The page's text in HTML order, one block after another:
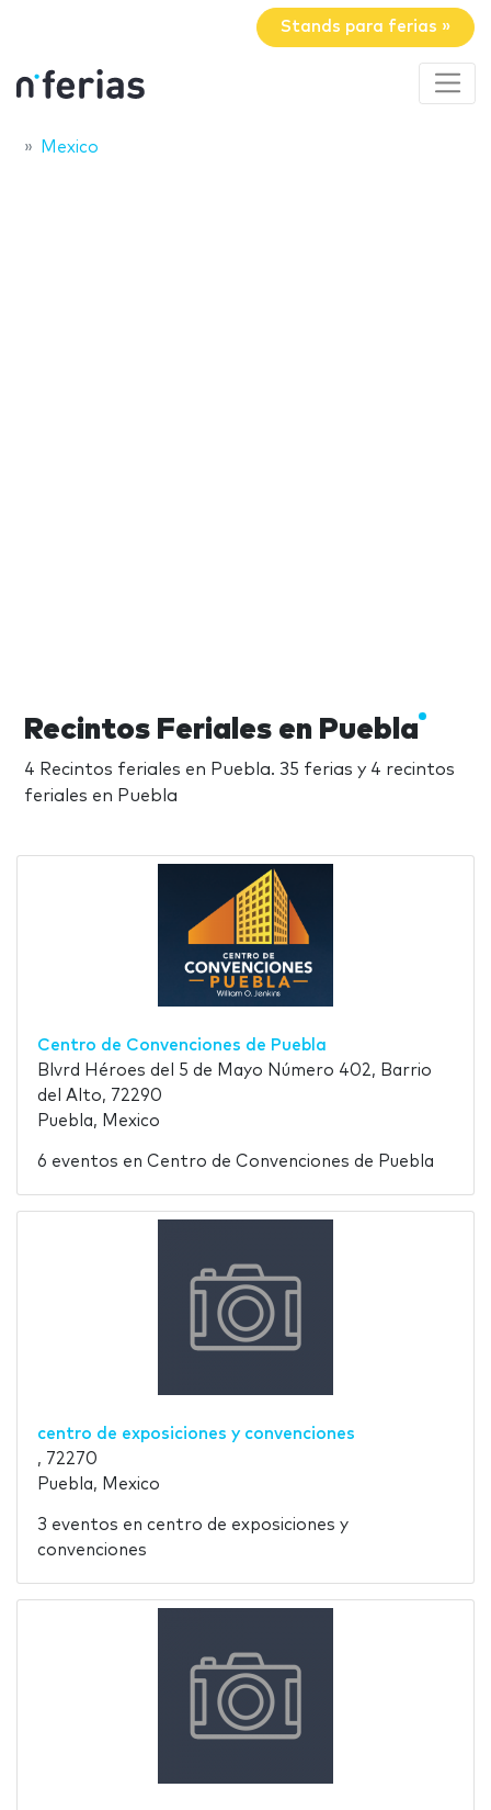
Stands para ferias »
Mexico
Recintos Feriales en Puebla
4 Recintos feriales en Puebla. 35 ferias y 4 recintos
feriales en Puebla
Centro de Convenciones de Puebla
Blvrd Héroes del 5 de Mayo Número 402, Barrio
del Alto, 72290
Puebla, Mexico
6 eventos en Centro de Convenciones de Puebla
centro de exposiciones y convenciones
, 72270
Puebla, Mexico
3 eventos en centro de exposiciones y
convenciones